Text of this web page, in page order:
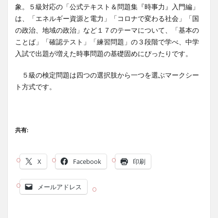
象。５級対応の「公式テキスト＆問題集『時事力』入門編」
は、「エネルギー資源と電力」「コロナで変わる社会」「国
の政治、地域の政治」など１７のテーマについて、「基本の
ことば」「確認テスト」「練習問題」の３段階で学べ、中学
入試で出題が増えた時事問題の基礎固めにぴったりです。
５級の検定問題は四つの選択肢から一つを選ぶマークシー
ト方式です。
共有:
X Facebook 印刷
メールアドレス